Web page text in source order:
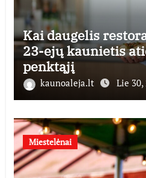
Kai daugelis
23-ejų kaunietis
penktąjį
kaunoaleja.lt Lie 30,
Miestelėnai